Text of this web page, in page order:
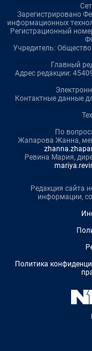
Зарегистрировано
информационных
Регистрационный
Учредитель:
Главный
Адрес редакции:
Контактные данные
По
Жапарова Жанна,
Ревина Мария,
Редакция сайта
информации,
Политика